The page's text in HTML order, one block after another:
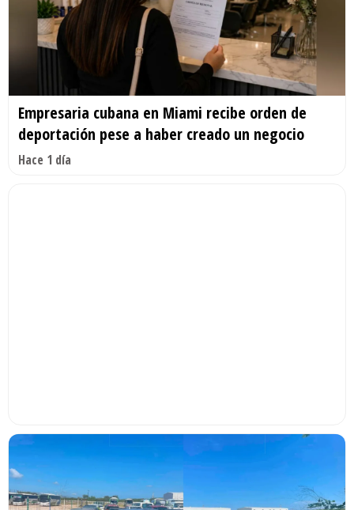
Empresaria cubana en Miami recibe orden de
deportación pese a haber creado un negocio
Hace 1 día